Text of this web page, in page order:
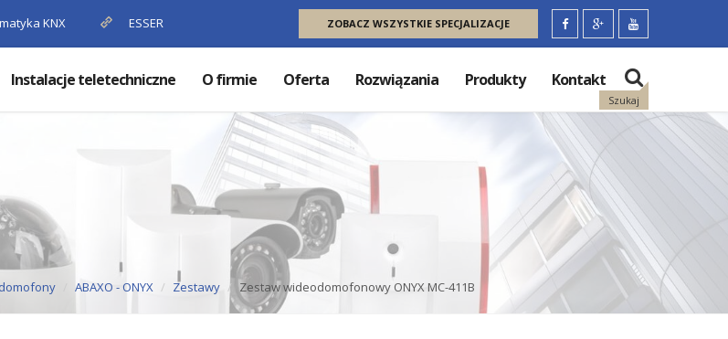
KNX ESSER ZOBACZ WSZYSTKIE SPECJALIZACJE
Szukaj
Instalacje teletechniczne O firmie Oferta Rozwiązania Produkty Kontakt
ABAXO - ONYX Zestawy Zestaw wideodomofonowy ONYX MC-411B